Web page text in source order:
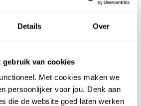
Details Over
gebruik van cookies
Met cookies maken we
persoonlijker voor jou. Denk aan
die de website goed laten werken